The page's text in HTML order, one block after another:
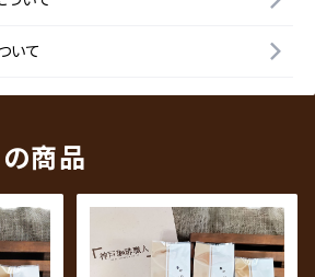
いて
商品